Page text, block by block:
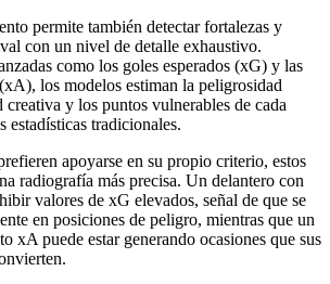
permite también detectar fortalezas y
con un nivel de detalle exhaustivo.
como los goles esperados (xG) y las
los modelos estiman la peligrosidad
creativa y los puntos vulnerables de cada
estadísticas tradicionales.
apoyarse en su propio criterio, estos
radiografía más precisa. Un delantero con
valores de xG elevados, señal de que se
en posiciones de peligro, mientras que un
xA puede estar generando ocasiones que sus